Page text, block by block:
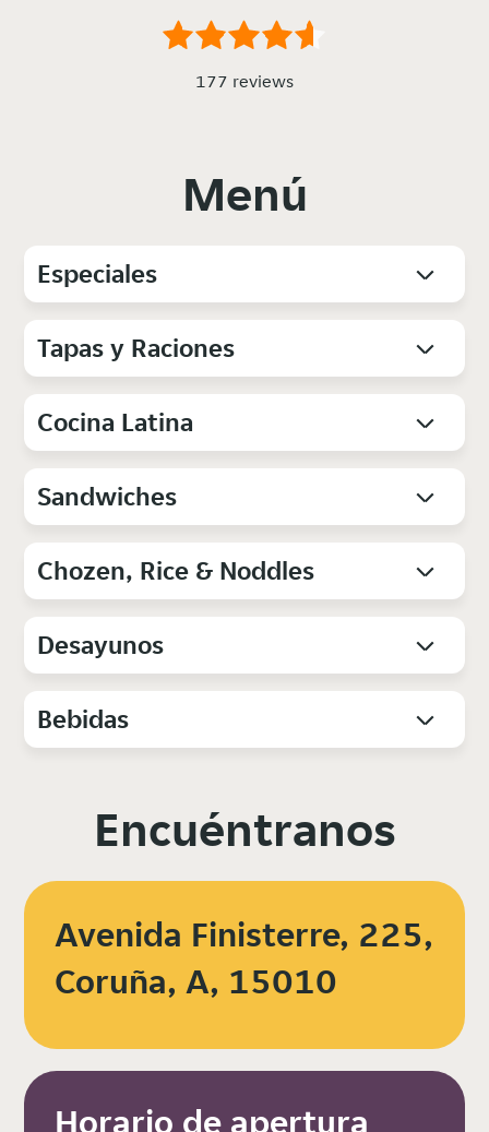
177 reviews
Menú
Especiales
Tapas y Raciones
Cocina Latina
Sandwiches
Chozen, Rice & Noddles
Desayunos
Bebidas
Encuéntranos
Avenida Finisterre, 225,
Coruña, A, 15010
Horario de apertura